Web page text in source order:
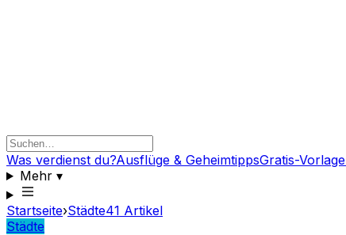
Was verdienst du?Ausflüge & GeheimtippsGratis-
Mehr▾
Startseite›Städte41 Artikel
Städte